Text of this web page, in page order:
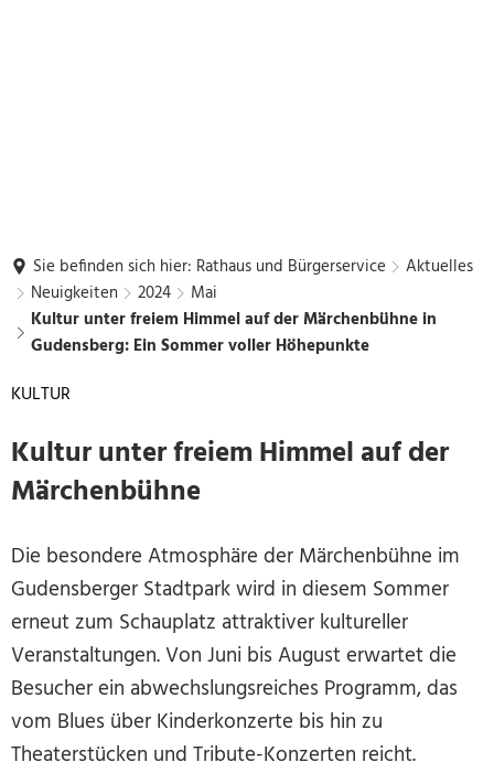
Sie befinden sich hier: Rathaus und Bürgerservice
Aktuelles
Neuigkeiten
2024
Mai
Kultur unter freiem Himmel auf der Märchenbühne in
Gudensberg: Ein Sommer voller Höhepunkte
KULTUR
Kultur unter freiem Himmel auf der
Märchenbühne
Die besondere Atmosphäre der Märchenbühne im
Gudensberger Stadtpark wird in diesem Sommer
erneut zum Schauplatz attraktiver kultureller
Veranstaltungen. Von Juni bis August erwartet die
Besucher ein abwechslungsreiches Programm, das
vom Blues über Kinderkonzerte bis hin zu
Theaterstücken und Tribute-Konzerten reicht.